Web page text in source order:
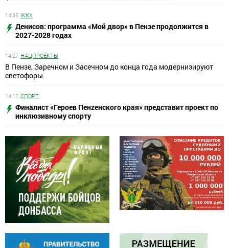
14:36 ЖКХ
Денисов: программа «Мой двор» в Пензе продолжится в
2027-2028 годах
14:27 НАЦПРОЕКТЫ
В Пензе, Заречном и Засечном до конца года модернизируют
светофоры
14:12 СПОРТ
Финалист «Героев Пенzенского края» представит проект по
инклюзивному спорту